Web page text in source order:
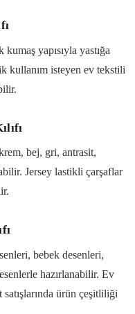
kumaş yapısıyla yastığa
kullanım isteyen ev tekstili
bej, gri, antrasit,
Jersey lastikli çarşaflar
bebek desenleri,
hazırlanabilir. Ev
ürün çeşitliliği